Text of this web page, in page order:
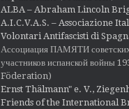
ALBA – Abraham Lincoln
A.I.C.V.A.S. – Associazione
Volontari Antifascisti di
Ассоциация ПАМЯТИ
участников испанской войны
Föderation)
Ernst Thälmann" e. V.,
Friends of the International